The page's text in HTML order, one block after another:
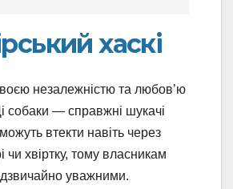
хаскі
незалежністю та любов’ю
собаки — справжні шукачі
втекти навіть через
чи хвіртку, тому власникам
уважними.